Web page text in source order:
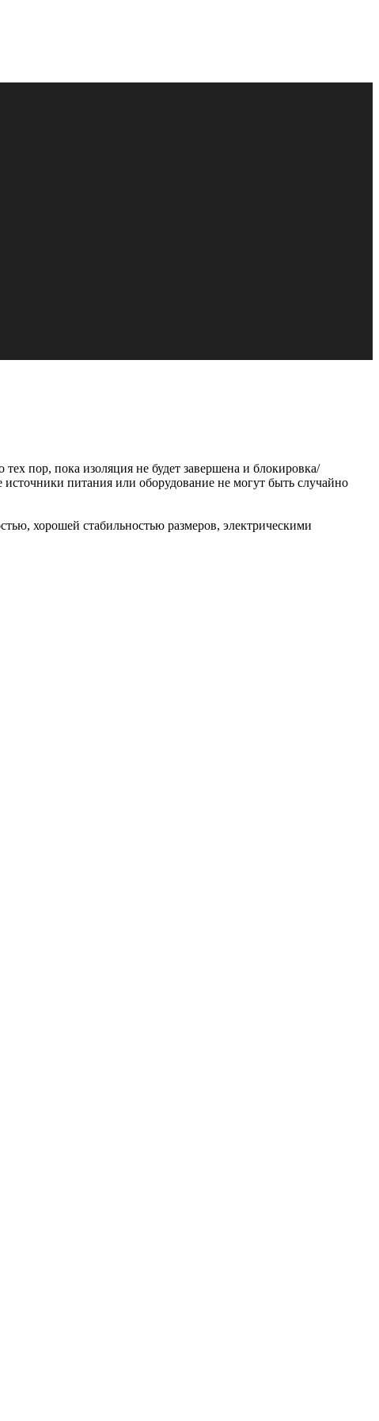
пор, пока изоляция не будет завершена и блокировка/
питания или оборудование не могут быть случайно
хорошей стабильностью размеров, электрическими